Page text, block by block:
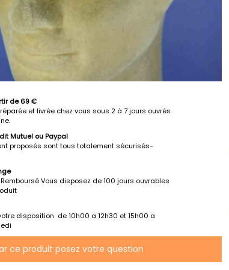
de 69 €
et livrée chez vous sous 2 à 7 jours ouvrés
Mutuel ou Paypal
proposés sont tous totalement sécurisés-
Vous disposez de 100 jours ouvrables
disposition de 10h00 a 12h30 et 15h00 a
ce produit posez votre question